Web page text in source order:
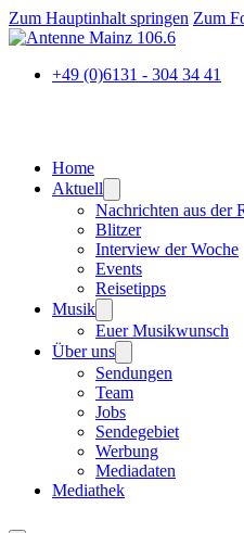
Zum Hauptinhalt springen Zum
+49 (0)6131 - 304 34 41
Home
Aktuell
Nachrichten aus der
Blitzer
Interview der Woche
Events
Reisetipps
Musik
Euer Musikwunsch
Über uns
Sendungen
Team
Jobs
Sendegebiet
Werbung
Mediadaten
Mediathek